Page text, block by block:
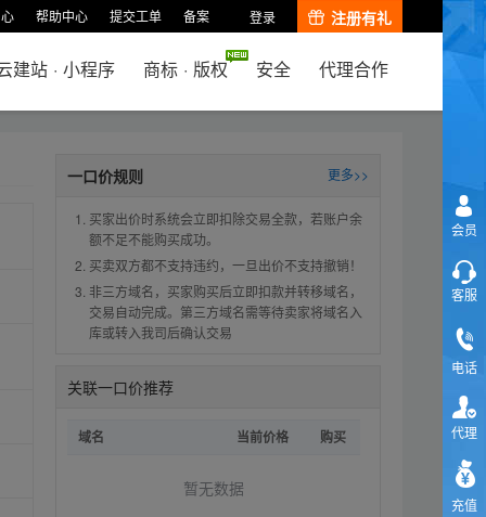
帮助中心 提交工单 备案 登录 注册有礼
建站 · 小程序 商标 · 版权 安全 代理合作
一口价规则 更多>>
买家出价时系统会立即扣除交易全款，若账户余
额不足不能购买成功。
买卖双方都不支持违约，一旦出价不支持撤销！
非三方域名，买家购买后立即扣款并转移域名，
交易自动完成。第三方域名需等待卖家将域名入
库或转入我司后确认交易
关联一口价推荐
域名 当前价格 购买
暂无数据
会员
客服
电话
代理
充值